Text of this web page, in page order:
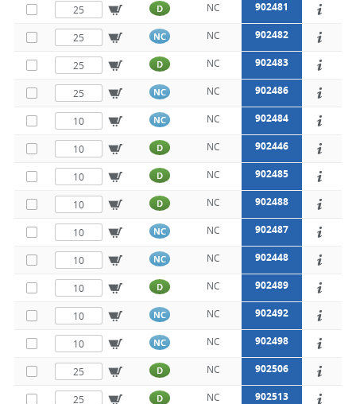
D NC 902481
NC NC 902482
D NC 902483
NC NC 902486
NC NC 902484
D NC 902446
D NC 902485
D NC 902488
NC NC 902487
NC NC 902448
D NC 902489
NC NC 902492
NC NC 902498
D NC 902506
D NC 902513